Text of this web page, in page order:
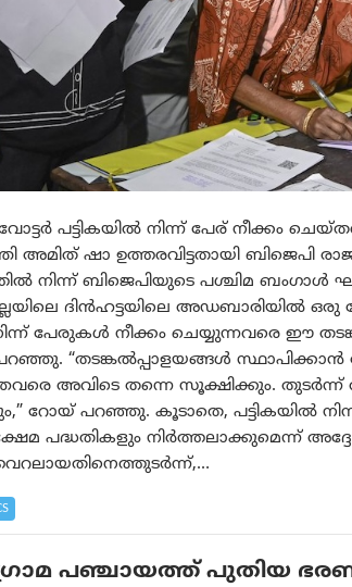
പട്ടികയിൽ നിന്ന് പേര് നീക്കം
അമിത് ഷാ ഉത്തരവിട്ടതായി ബിജെപി
നിന്ന് ബിജെപിയുടെ പശ്ചിമ ബംഗാൾ
ദിൻഹട്ടയിലെ അഡബാരിയിൽ
പേരുകൾ നീക്കം ചെയ്യുന്നവരെ ഈ
“തടങ്കൽപ്പാളയങ്ങൾ സ്ഥാപിക്കാൻ
അവിടെ തന്നെ സൂക്ഷിക്കും.
റോയ് പറഞ്ഞു. കൂടാതെ, പട്ടികയിൽ
പദ്ധതികളും നിർത്തലാക്കുമെന്ന്
പഞ്ചായത്ത് പുതിയ